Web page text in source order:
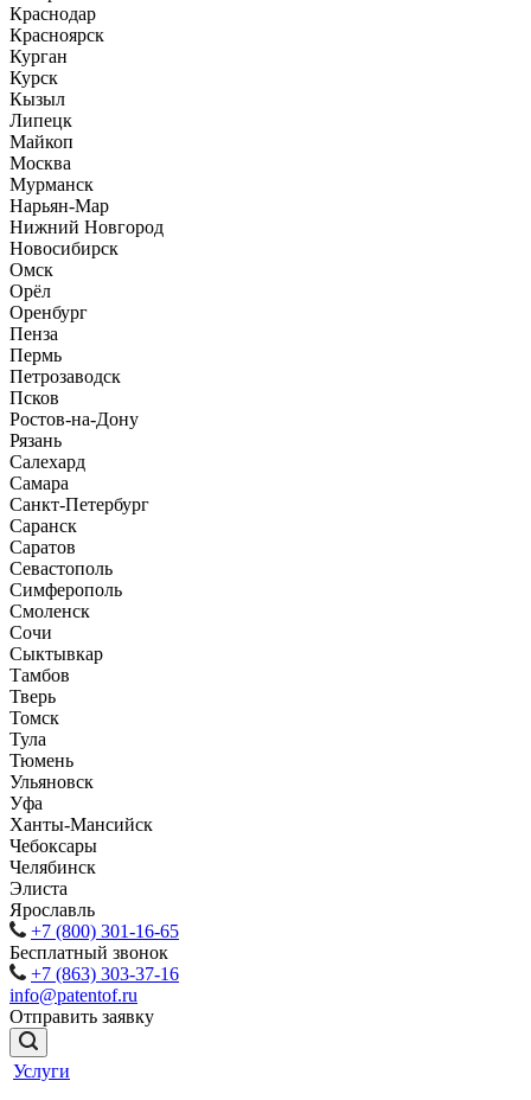
Краснодар
Красноярск
Курган
Курск
Кызыл
Липецк
Майкоп
Москва
Мурманск
Нарьян-Мар
Нижний Новгород
Новосибирск
Омск
Орёл
Оренбург
Пенза
Пермь
Петрозаводск
Псков
Ростов-на-Дону
Рязань
Салехард
Самара
Санкт-Петербург
Саранск
Саратов
Севастополь
Симферополь
Смоленск
Сочи
Сыктывкар
Тамбов
Тверь
Томск
Тула
Тюмень
Ульяновск
Уфа
Ханты-Мансийск
Чебоксары
Челябинск
Элиста
Ярославль
+7 (800) 301-16-65
Бесплатный звонок
+7 (863) 303-37-16
info@patentof.ru
Отправить заявку
Услуги